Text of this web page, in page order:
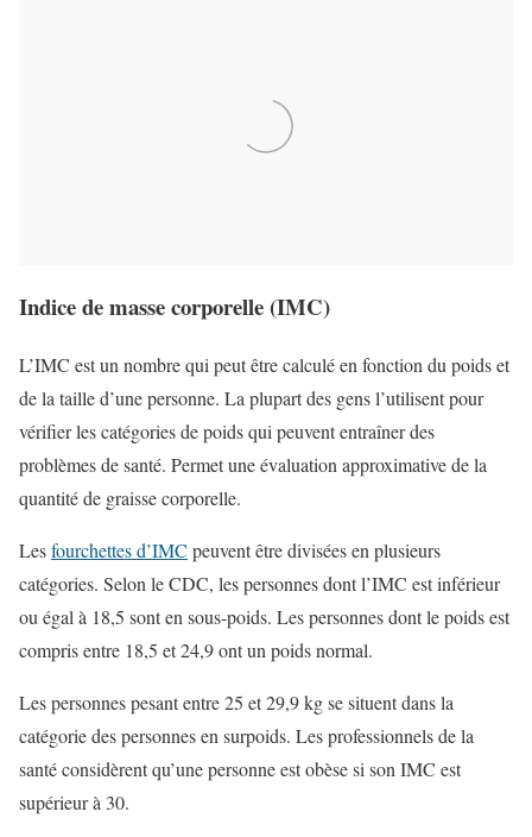
Indice de masse corporelle (IMC)
L’IMC est un nombre qui peut être calculé en fonction du poids et
de la taille d’une personne. La plupart des gens l’utilisent pour
vérifier les catégories de poids qui peuvent entraîner des
problèmes de santé. Permet une évaluation approximative de la
quantité de graisse corporelle.
Lesfourchettes d’IMC peuvent être divisées en plusieurs
catégories. Selon le CDC, les personnes dont l’IMC est inférieur
ou égal à 18,5 sont en sous-poids. Les personnes dont le poids est
compris entre 18,5 et 24,9 ont un poids normal.
Les personnes pesant entre 25 et 29,9 kg se situent dans la
catégorie des personnes en surpoids. Les professionnels de la
santé considèrent qu’une personne est obèse si son IMC est
supérieur à 30.